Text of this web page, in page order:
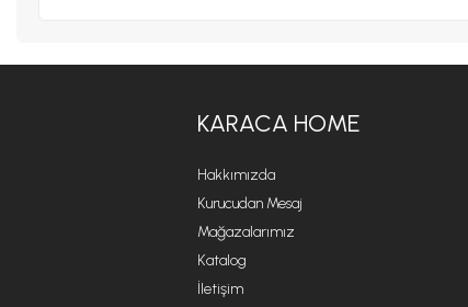
KARACA HOME
Hakkımızda
Kurucudan Mesaj
Mağazalarımız
Katalog
İletişim